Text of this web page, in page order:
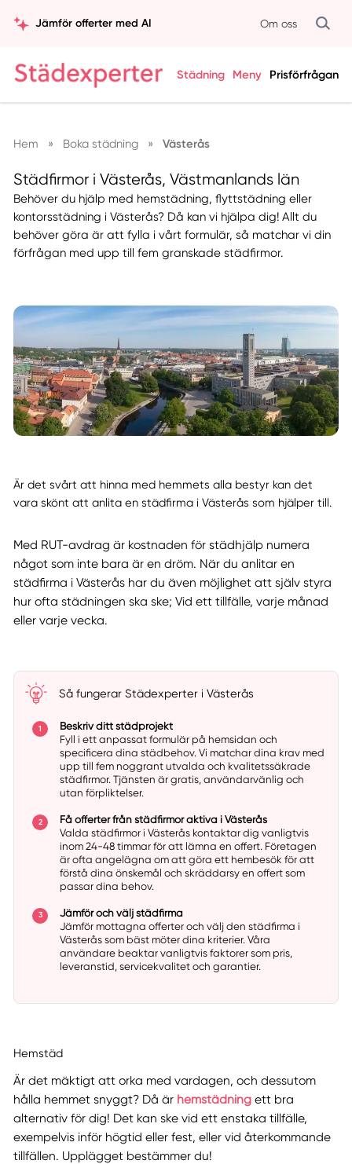
Jämför offerter med AI Om oss
Städning Meny Prisförfrågan
Hem » Boka städning » Västerås
Städfirmor i Västerås, Västmanlands län
Behöver du hjälp med hemstädning, flyttstädning eller
kontorsstädning i Västerås? Då kan vi hjälpa dig! Allt du
behöver göra är att fylla i vårt formulär, så matchar vi din
förfrågan med upp till fem granskade städfirmor.
Är det svårt att hinna med hemmets alla bestyr kan det
vara skönt att anlita en städfirma i Västerås som hjälper till.
Med RUT-avdrag är kostnaden för städhjälp numera
något som inte bara är en dröm. När du anlitar en
städfirma i Västerås har du även möjlighet att själv styra
hur ofta städningen ska ske; Vid ett tillfälle, varje månad
eller varje vecka.
Så fungerar Städexperter i Västerås
Beskriv ditt städprojekt
Fyll i ett anpassat formulär på hemsidan och
specificera dina städbehov. Vi matchar dina krav med
upp till fem noggrant utvalda och kvalitetssäkrade
städfirmor. Tjänsten är gratis, användarvänlig och
utan förpliktelser.
Få offerter från städfirmor aktiva i Västerås
Valda städfirmor i Västerås kontaktar dig vanligtvis
inom 24-48 timmar för att lämna en offert. Företagen
är ofta angelägna om att göra ett hembesök för att
förstå dina önskemål och skräddarsy en offert som
passar dina behov.
Jämför och välj städfirma
Jämför mottagna offerter och välj den städfirma i
Västerås som bäst möter dina kriterier. Våra
användare beaktar vanligtvis faktorer som pris,
leveranstid, servicekvalitet och garantier.
Hemstäd
Är det mäktigt att orka med vardagen, och dessutom
hålla hemmet snyggt? Då är hemstädning ett bra
alternativ för dig! Det kan ske vid ett enstaka tillfälle,
exempelvis inför högtid eller fest, eller vid återkommande
tillfällen. Upplägget bestämmer du!